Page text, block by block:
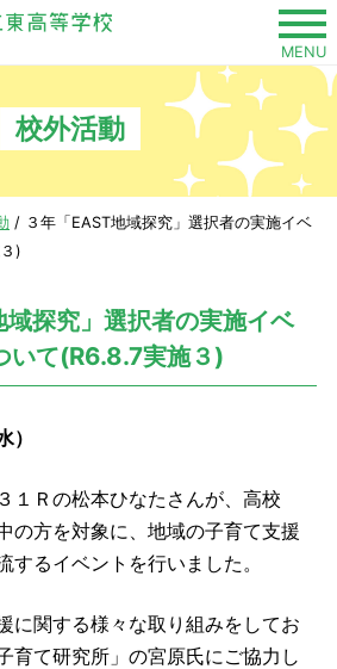
MENU
校外活動
/ ３年「EAST地域探究」選択者の実施イベ
)
域探究」選択者の実施イベ
いて(R6.8.7実施３)
）
１Ｒの松本ひなたさんが、高校
の方を対象に、地域の子育て支援
するイベントを行いました。
に関する様々な取り組みをしてお
育て研究所」の宮原氏にご協力し